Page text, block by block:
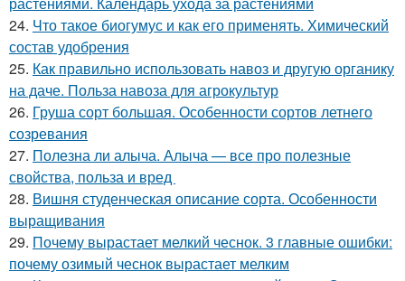
24. Что такое биогумус и как его применять. Химический
состав удобрения
25. Как правильно использовать навоз и другую органику
на даче. Польза навоза для агрокультур
26. Груша сорт большая. Особенности сортов летнего
созревания
27. Полезна ли алыча. Алыча — все про полезные
свойства, польза и вред
28. Вишня студенческая описание сорта. Особенности
выращивания
29. Почему вырастает мелкий чеснок. 3 главные ошибки:
почему озимый чеснок вырастает мелким